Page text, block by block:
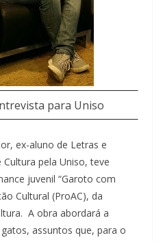
para Uniso
ex-aluno de Letras e
pela Uniso, teve
juvenil “Garoto com
Cultural (ProAC), da
A obra abordará a
assuntos que, para o